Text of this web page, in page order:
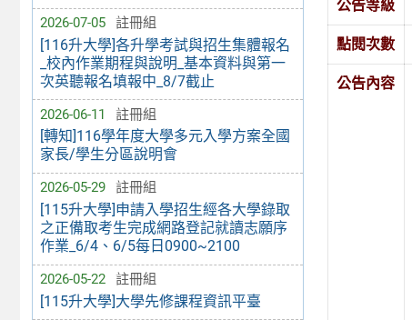
2026-07-05 註冊組
[116升大學]各升學考試與招生集體報名
_校內作業期程與說明_基本資料與第一
次英聽報名填報中_8/7截止
2026-06-11 註冊組
[轉知]116學年度大學多元入學方案全國
家長/學生分區說明會
2026-05-29 註冊組
[115升大學]申請入學招生經各大學錄取
之正備取考生完成網路登記就讀志願序
作業_6/4、6/5每日0900~2100
2026-05-22 註冊組
[115升大學]大學先修課程資訊平臺
公告等級
點閱次數
公告內容